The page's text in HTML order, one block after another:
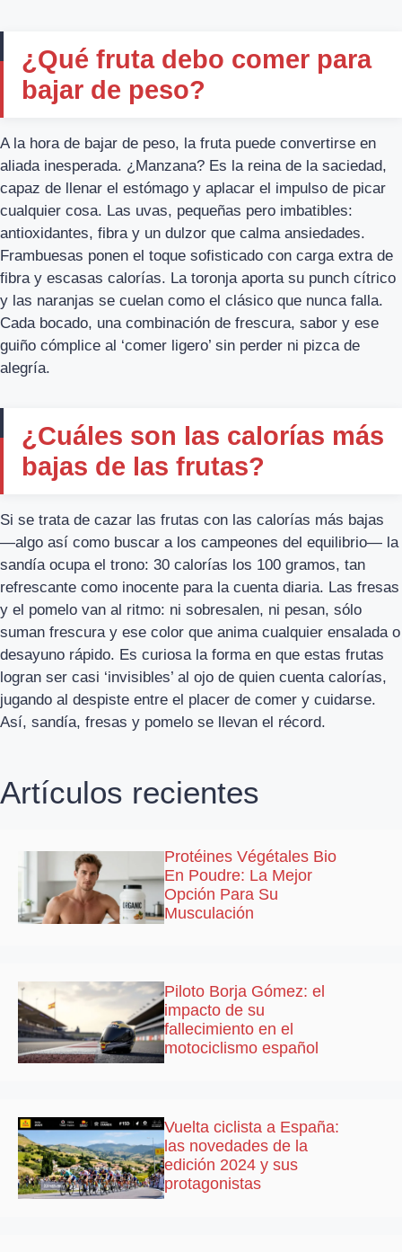
¿Qué fruta debo comer para
bajar de peso?
A la hora de bajar de peso, la fruta puede convertirse en
aliada inesperada. ¿Manzana? Es la reina de la saciedad,
capaz de llenar el estómago y aplacar el impulso de picar
cualquier cosa. Las uvas, pequeñas pero imbatibles:
antioxidantes, fibra y un dulzor que calma ansiedades.
Frambuesas ponen el toque sofisticado con carga extra de
fibra y escasas calorías. La toronja aporta su punch cítrico
y las naranjas se cuelan como el clásico que nunca falla.
Cada bocado, una combinación de frescura, sabor y ese
guiño cómplice al ‘comer ligero’ sin perder ni pizca de
alegría.
¿Cuáles son las calorías más
bajas de las frutas?
Si se trata de cazar las frutas con las calorías más bajas
—algo así como buscar a los campeones del equilibrio— la
sandía ocupa el trono: 30 calorías los 100 gramos, tan
refrescante como inocente para la cuenta diaria. Las fresas
y el pomelo van al ritmo: ni sobresalen, ni pesan, sólo
suman frescura y ese color que anima cualquier ensalada o
desayuno rápido. Es curiosa la forma en que estas frutas
logran ser casi ‘invisibles’ al ojo de quien cuenta calorías,
jugando al despiste entre el placer de comer y cuidarse.
Así, sandía, fresas y pomelo se llevan el récord.
Artículos recientes
Protéines Végétales Bio
En Poudre: La Mejor
Opción Para Su
Musculación
Piloto Borja Gómez: el
impacto de su
fallecimiento en el
motociclismo español
Vuelta ciclista a España:
las novedades de la
edición 2024 y sus
protagonistas